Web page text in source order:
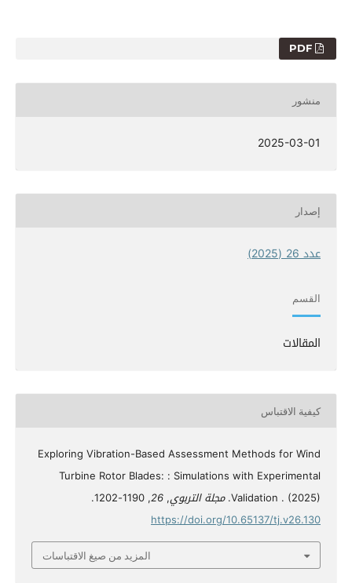
PDF
منشور
2025-03-01
إصدار
عدد 26 (2025)
القسم
المقالات
كيفية الاقتباس
Exploring Vibration-Based Assessment Methods for Wind
Turbine Rotor Blades: : Simulations with Experimental
Validation . (2025). مجلة التربوي,
26
, 1190-1202.
https://doi.org/10.65137/tj.v26.130
المزيد من صيغ الاقتباسات